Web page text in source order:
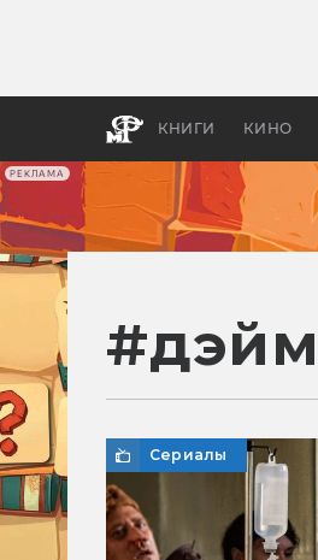
РЕКЛАМА
КНИГИ КИНО
#
Сериалы